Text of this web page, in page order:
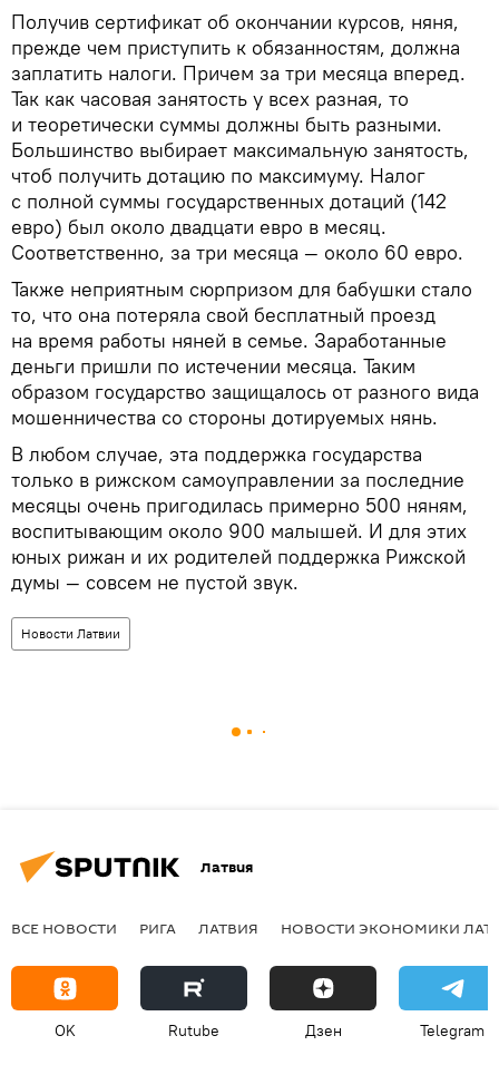
Получив сертификат об окончании курсов, няня,
прежде чем приступить к обязанностям, должна
заплатить налоги. Причем за три месяца вперед.
Так как часовая занятость у всех разная, то
и теоретически суммы должны быть разными.
Большинство выбирает максимальную занятость,
чтоб получить дотацию по максимуму. Налог
с полной суммы государственных дотаций (142
евро) был около двадцати евро в месяц.
Соответственно, за три месяца — около 60 евро.
Также неприятным сюрпризом для бабушки стало
то, что она потеряла свой бесплатный проезд
на время работы няней в семье. Заработанные
деньги пришли по истечении месяца. Таким
образом государство защищалось от разного вида
мошенничества со стороны дотируемых нянь.
В любом случае, эта поддержка государства
только в рижском самоуправлении за последние
месяцы очень пригодилась примерно 500 няням,
воспитывающим около 900 малышей. И для этих
юных рижан и их родителей поддержка Рижской
думы — совсем не пустой звук.
Новости Латвии
Латвия
ВСЕ НОВОСТИ РИГА ЛАТВИЯ НОВОСТИ ЭКОНОМИКИ
OK Rutube Дзен Telegram